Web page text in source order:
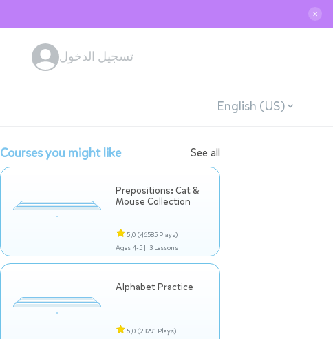
✕
تسجيل الدخول
English (US)
Courses you might like See all
Prepositions: Cat &
Mouse Collection
5,0 (46585 Plays)
Ages 4-5 | 3 Lessons
Alphabet Practice
5,0 (23291 Plays)